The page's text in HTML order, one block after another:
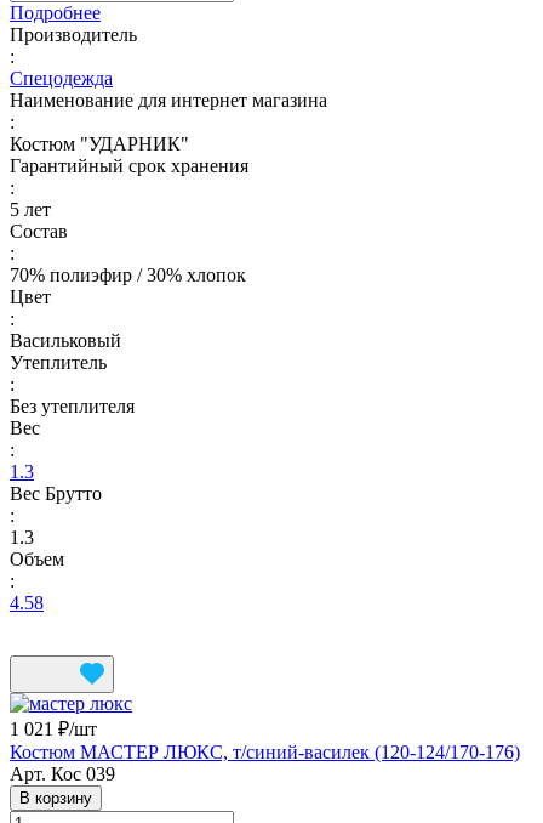
Подробнее
Производитель
:
Спецодежда
Наименование для интернет магазина
:
Костюм "УДАРНИК"
Гарантийный срок хранения
:
5 лет
Состав
:
70% полиэфир / 30% хлопок
Цвет
:
Васильковый
Утеплитель
:
Без утеплителя
Вес
:
1.3
Вес Брутто
:
1.3
Объем
:
4.58
1 021 ₽/шт
Костюм МАСТЕР ЛЮКС, т/синий-василек (120-124/170-176)
Арт. Кос 039
В корзину